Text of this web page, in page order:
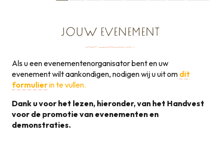
JOUW EVENEMENT
Als u een evenementenorganisator bent en uw
evenement wilt aankondigen, nodigen wij u uit om dit
formulierin te vullen.
Dank u voor het lezen, hieronder, van het Handvest
voor de promotie van evenementen en
demonstraties.